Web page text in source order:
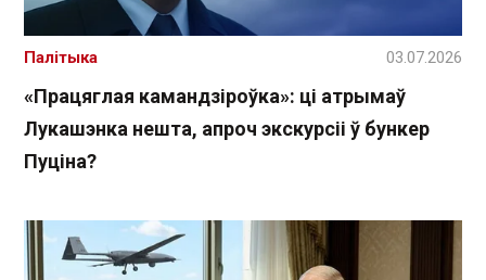
«Працяглая камандзіроўка»: ці атрымаў
Лукашэнка нешта, апроч экскурсіі ў бункер
Пуціна?
Палітыка 03.07.2026